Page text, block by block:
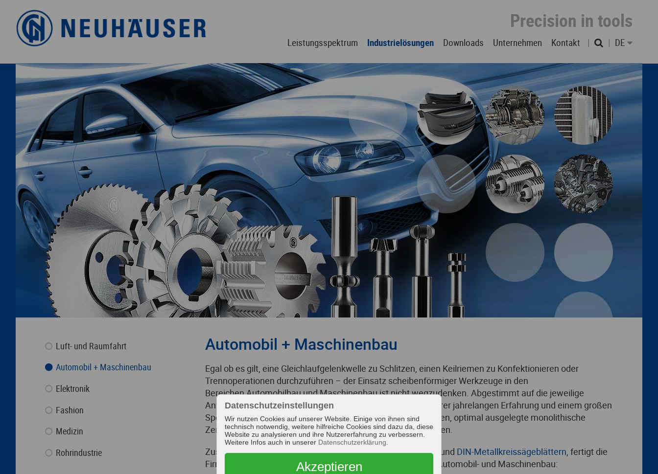
Precision in tools
Leistungsspektrum Industrielösungen Downloads Unternehmen Kontakt DE
Luft- und Raumfahrt
Automobil + Maschinenbau
Elektronik
Fashion
Medizin
Rohrindustrie
Automobil + Maschinenbau
Egal ob es gilt, eine Gleichlaufgelenkwelle zu Schlitzen, einen Keilriemen zu Konfektionieren oder
Trennoperationen durchzuführen – der Einsatz scheibenförmiger Werkzeuge in den
Bereichen Automobilbau und Maschinenbau ist nicht wegzudenken. Abgestimmt auf die jeweilige
Anwendung ist die Firma Neuhäuser in der Lage, auf Basis ihrer jahrelangen Erfahrung und einem großen
Spektrum unterschiedlicher Schneidstoffe und Beschichtungen, optimal ausgelegte monolithische
Zerspanungs-, Schneid- und Umformwerkzeuge zu produzieren.
Zusätzlich zum Standardprogramm anDIN-Scheibenfräsern und DIN-Metallkreissägeblättern, fertigt die
Firma Neuhäuser folgend gelistete Sonderlösungen für den Automobil- und Maschinenbau:
Datenschutzeinstellungen
Wir nutzen Cookies auf unserer Website. Einige von ihnen sind
technisch notwendig, weitere hilfreiche Cookies sind dazu da, diese
Website zu analysieren und ihre Nutzererfahrung zu verbessern.
Weitere Infos auch in unserer Datenschutzerklärung
Akzeptieren